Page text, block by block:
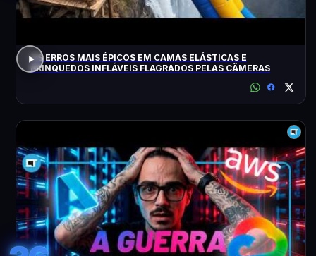
OS ERROS MAIS ÉPICOS EM CAMAS ELÁSTICAS E
BRINQUEDOS INFLÁVEIS FLAGRADOS PELAS CÂMERAS